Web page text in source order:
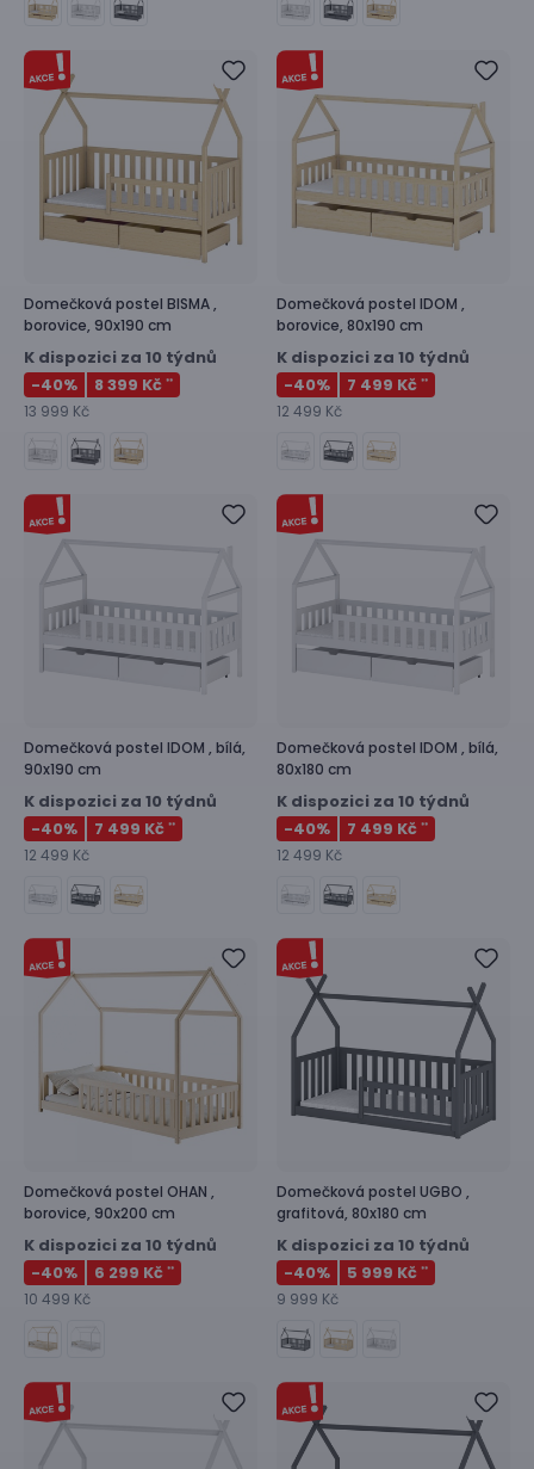
Domečková postel BISMA ,
borovice, 90x190 cm
K dispozici za 10 týdnů
-40% 8 399 Kč **
13 999 Kč
Domečková postel IDOM ,
borovice, 80x190 cm
K dispozici za 10 týdnů
-40% 7 499 Kč **
12 499 Kč
Domečková postel IDOM , bílá,
90x190 cm
K dispozici za 10 týdnů
-40% 7 499 Kč **
12 499 Kč
Domečková postel IDOM , bílá,
80x180 cm
K dispozici za 10 týdnů
-40% 7 499 Kč **
12 499 Kč
Domečková postel OHAN ,
borovice, 90x200 cm
K dispozici za 10 týdnů
-40% 6 299 Kč **
10 499 Kč
Domečková postel UGBO ,
grafitová, 80x180 cm
K dispozici za 10 týdnů
-40% 5 999 Kč **
9 999 Kč